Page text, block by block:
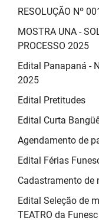
RESOLUÇÃO Nº
MOSTRA UNA -
PROCESSO 2025
Edital Panapaná -
2025
Edital Pretitudes
Edital Curta
Agendamento de
Edital Férias
Cadastramento
Edital Seleção de
TEATRO da Funesc